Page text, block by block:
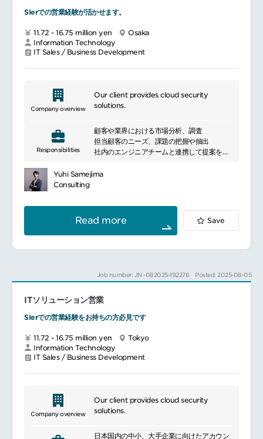
━━━━━━━━━━━━━━━
日本を代表するエンタープライズ企業を中心
としたクライアントに対し、本質的な価値創
出に重きを置いた伴走支援型のコンサルティ
ングおよび事業開発を担当いただきます。
による業務効率化、デジタルマーケティング
の実行・改善に関してのPJにおけるコンサル
ITを活用した業務改革やDX/IT化プロジェク
トの推進、システム要件定義から開発までの
支援
ービス開発、プロダクト開発、組織開発など
同社がSaaS企業であり、事業会社として自社
での実践に基づく型作りに強みがある企業の
ため、絵に描いた餅で終わらない実践的なア
プローチをとることができます。
コンサルタントとしてクライアントに向き合
を得ることができます。
ティング / 採用 / プロダクト提供 ができるの
解決が実現できます。
トマネジメントや事業開発の側面も持ち、幅
広い経験を積むことができます。
ITコンサルタントから戦略コンサルタントへ
のキャリアチェンジの機会も豊富です。
フェッショナルとしてクライアントに向き合
い、本質的な価値創出に向けて一定の裁量を
SIerでの営業経験が活かせます。
11.72 - 16.75 million yen
Osaka
Information Technology
IT Sales / Business Development
Company overview
Our client provides cloud security
solutions.
Responsibilities
顧客や業界における市場分析、調査
担当顧客のニーズ、課題の把握や抽出
社内のエンジニアチームと連携して提案を進
システム導入までのフォロー
Yuhi Samejima
Consulting
Read more Save
Job number: JN -082025-192276 Posted: 2025-08-05
ITソリューション営業
SIerでの営業経験をお持ちの方必見です
11.72 - 16.75 million yen
Tokyo
Information Technology
IT Sales / Business Development
Company overview
Our client provides cloud security
solutions.
日本国内の中小、大手企業に向けたアカウン